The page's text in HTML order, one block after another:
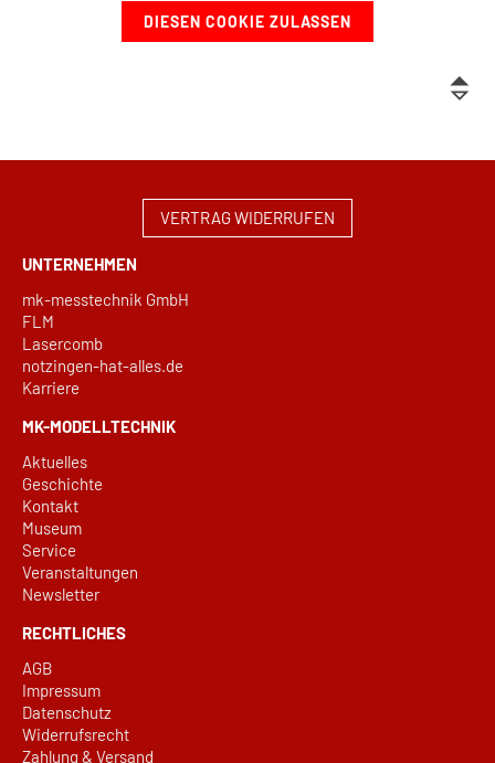
DIESEN COOKIE ZULASSEN
VERTRAG WIDERRUFEN
UNTERNEHMEN
mk-messtechnik GmbH
FLM
Lasercomb
notzingen-hat-alles.de
Karriere
MK-MODELLTECHNIK
Aktuelles
Geschichte
Kontakt
Museum
Service
Veranstaltungen
Newsletter
RECHTLICHES
AGB
Impressum
Datenschutz
Widerrufsrecht
Zahlung & Versand